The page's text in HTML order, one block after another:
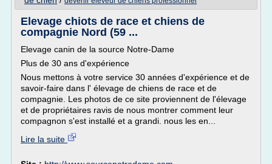
Elevage chiots de race et chiens de
compagnie Nord (59 ...
Elevage canin de la source Notre-Dame
Plus de 30 ans d'expérience
Nous mettons à votre service 30 années d'expérience et de
savoir-faire dans l' élevage de chiens de race et de
compagnie. Les photos de ce site proviennent de l'élevage
et de propriétaires ravis de nous montrer comment leur
compagnon s'est installé et a grandi. nous les en...
Lire la suite